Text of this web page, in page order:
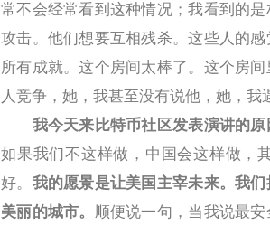
常不会经常看到这种情况；我看到的
攻击。他们想要互相残杀。这些人的
所有成就。这个房间太棒了。这个房
人竞争，她，我甚至没有说他，她，
我今天来比特币社区发表演讲的
如果我们不这样做，中国会这样做，
好。 我的愿景是让美国主宰未来。我
美丽的城市。 顺便说一句，当我说最